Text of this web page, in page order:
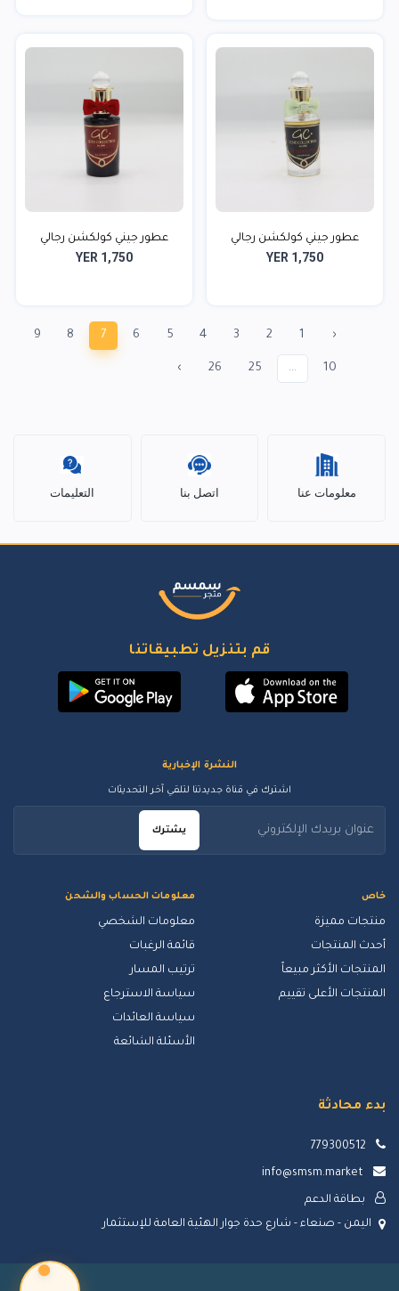
عطور جيني كولكشن رجالي
YER 1,750
عطور جيني كولكشن رجالي
YER 1,750
‹
1
2
3
4
5
6
7
8
9
10
...
25
26
›
معلومات عنا اتصل بنا التعليمات
قم بتنزيل تطبيقاتنا
خاص
منتجات مميزة
أحدث المنتجات
المنتجات الأكثر مبيعاً
المنتجات الأعلى تقييم
معلومات الحساب والشحن
معلومات الشخصي
قائمة الرغبات
ترتيب المسار
سياسة الاسترجاع
سياسة العائدات
الأسئلة الشائعة
النشرة الإخبارية
اشترك في قناة جديدتنا لتلقي آخر التحديثات
يشترك
بدء محادثة
779300512
info@smsm.market
بطاقة الدعم
اليمن - صنعاء - شارع حدة جوار الهئية العامة للإستثمار